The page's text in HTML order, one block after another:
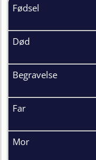
Fødsel
Død
Begravelse
Far
Mor